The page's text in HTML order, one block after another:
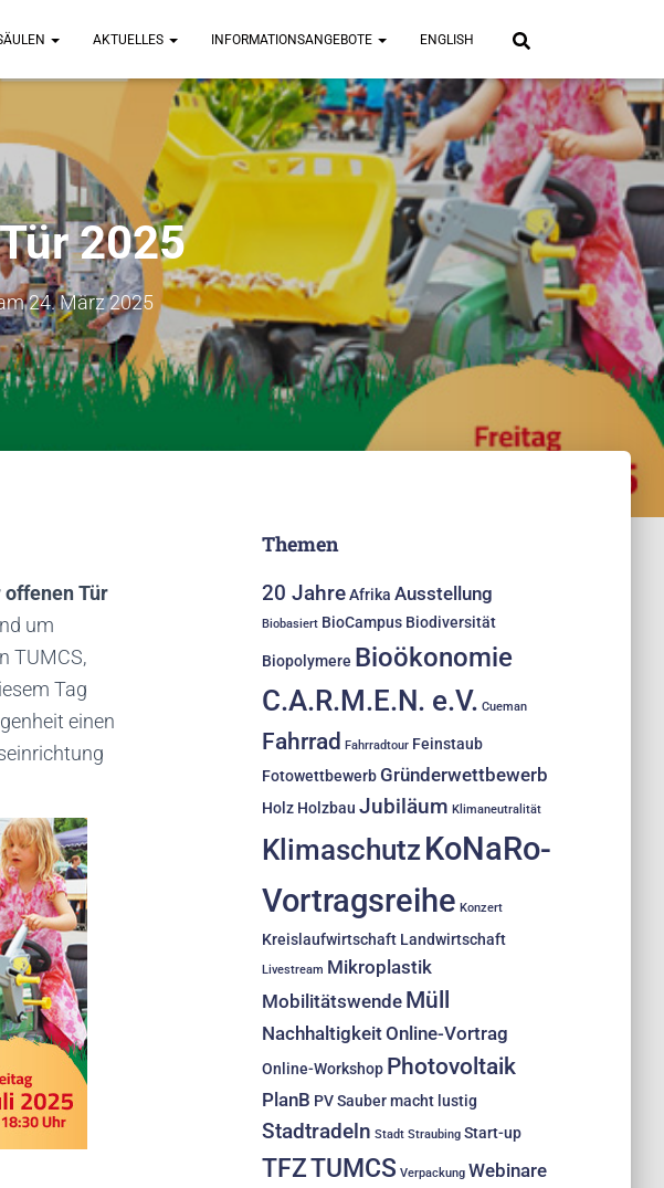
AKTUELLES INFORMATIONSANGEBOTE ENGLISH
2025
24. März 2025
offenen Tür
um
TUMCS,
Tag
einen
Themen
20 Jahre Afrika Ausstellung
Biobasiert BioCampus Biodiversität
Biopolymere Bioökonomie
C.A.R.M.E.N. e.V. Cueman
Fahrrad Fahrradtour Feinstaub
Fotowettbewerb Gründerwettbewerb
Holz Holzbau Jubiläum Klimaneutralität
KlimaschutzKoNaRo-
Vortragsreihe Konzert
Kreislaufwirtschaft Landwirtschaft
Livestream Mikroplastik
Mobilitätswende Müll
NachhaltigkeitOnline-Vortrag
Online-Workshop Photovoltaik
PlanB PV Sauber macht lustig
Stadtradeln Stadt Straubing Start-up
TFZTUMCS Verpackung Webinare